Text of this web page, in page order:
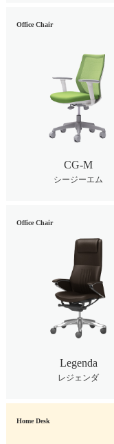
Office Chair
CG-M
シージーエム
Office Chair
Legenda
レジェンダ
Home Desk